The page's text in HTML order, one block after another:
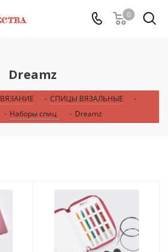
0
Dreamz
ВЯЗАНИЕ - СПИЦЫ ВЯЗАЛЬНЫЕ
-
- Наборы спиц - Dreamz